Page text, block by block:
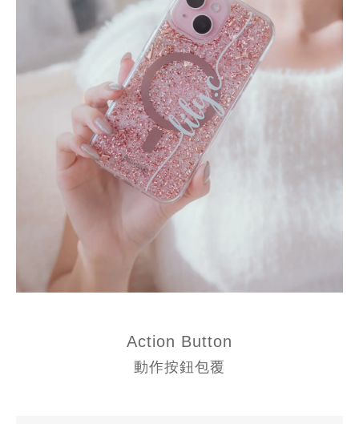
Action Button
動作按鈕包覆